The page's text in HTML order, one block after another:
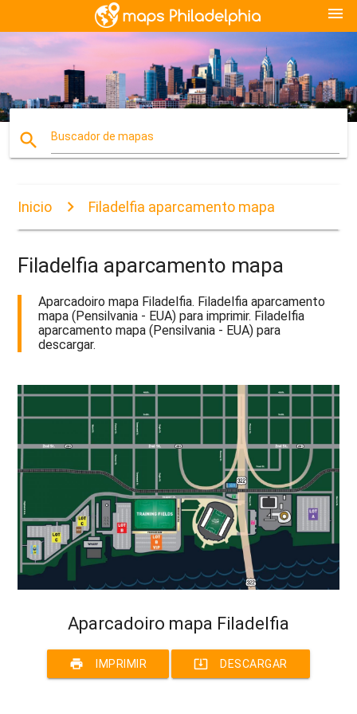
menu
search Buscador de mapas
Inicio Filadelfia aparcamento mapa
Filadelfia aparcamento mapa
Aparcadoiro mapa Filadelfia. Filadelfia aparcamento
mapa (Pensilvania - EUA) para imprimir. Filadelfia
aparcamento mapa (Pensilvania - EUA) para
descargar.
Aparcadoiro mapa Filadelfia
print IMPRIMIR system_update_alt DESCARGAR